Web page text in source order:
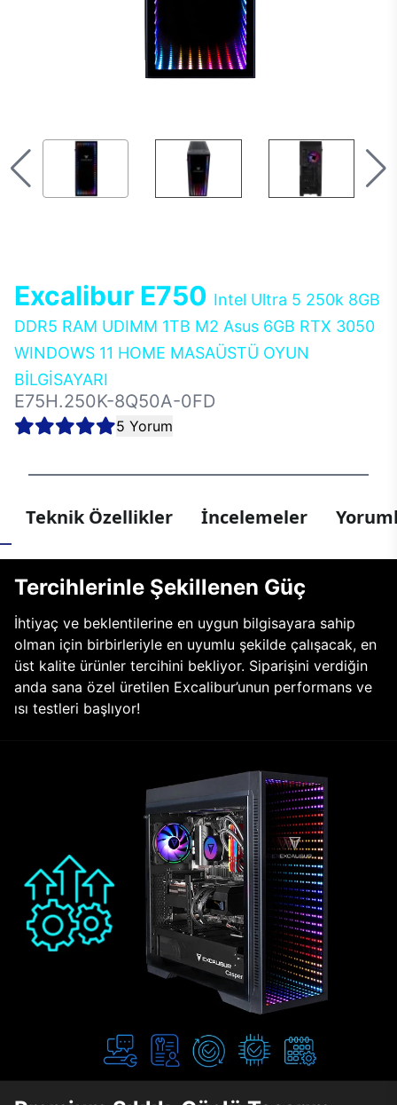
Excalibur E750 Intel Ultra 5 250k 8GB
DDR5 RAM UDIMM 1TB M2 Asus 6GB RTX 3050
WINDOWS 11 HOME MASAÜSTÜ OYUN
BİLGİSAYARI
E75H.250K-8Q50A-0FD
5 Yorum
Teknik Özellikler İncelemeler
Tercihlerinle Şekillenen Güç
İhtiyaç ve beklentilerine en uygun bilgisayara sahip
olman için birbirleriyle en uyumlu şekilde çalışacak, en
üst kalite ürünler tercihini bekliyor. Siparişini verdiğin
anda sana özel üretilen Excalibur’unun performans ve
ısı testleri başlıyor!